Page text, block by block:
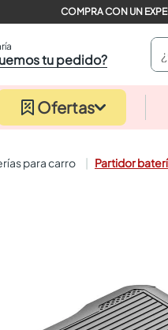
tu pedido?
Ofertas
para carro Partidor